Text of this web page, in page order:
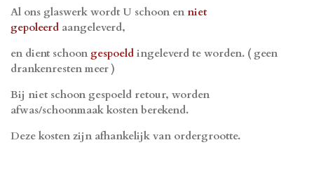
Al ons glaswerk wordt U schoon en niet
gepoleerd aangeleverd,
en dient schoon gespoeld ingeleverd te worden. ( geen
drankenresten meer )
Bij niet schoon gespoeld retour, worden
afwas/schoonmaak kosten berekend.
Deze kosten zijn afhankelijk van ordergrootte.